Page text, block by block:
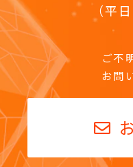
（平
ご不
お問